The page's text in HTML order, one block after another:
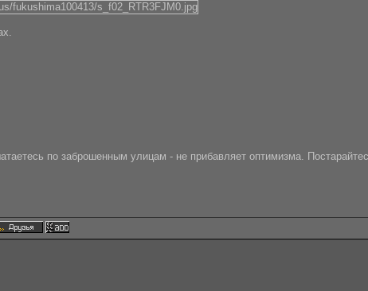
по заброшенным улицам - не прибавляет оптимизма.